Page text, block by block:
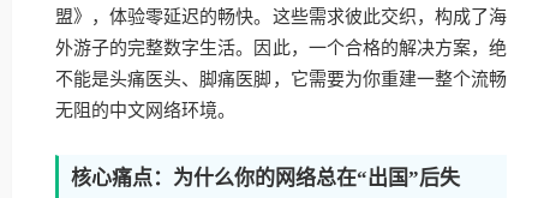
盟》，体验零延迟的畅快。这些需求彼此交织，构成了海
外游子的完整数字生活。因此，一个合格的解决方案，绝
不能是头痛医头、脚痛医脚，它需要为你重建一整个流畅
无阻的中文网络环境。
核心痛点：为什么你的网络总在“出国”后失